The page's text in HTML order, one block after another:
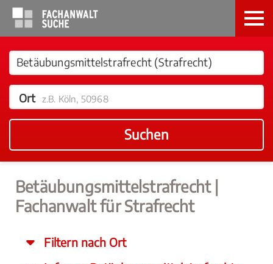
Ort z.B. Köln, 50968
Suchen
Betäubungsmittelstrafrecht |
Fachanwalt für Strafrecht
Filtern nach Ort